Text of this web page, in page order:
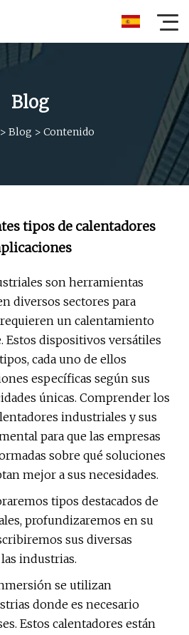
Blog
Blog > Contenido
tipos de calentadores
son herramientas
diversos sectores para
un calentamiento
Estos dispositivos versátiles
cada uno de ellos
específicas según sus
únicas. Comprender los
industriales y sus
para que las empresas
sobre qué soluciones
mejor a sus necesidades.
tipos destacados de
profundizaremos en su
sus diversas
industrias.
se utilizan
donde es necesario
Estos calentadores están